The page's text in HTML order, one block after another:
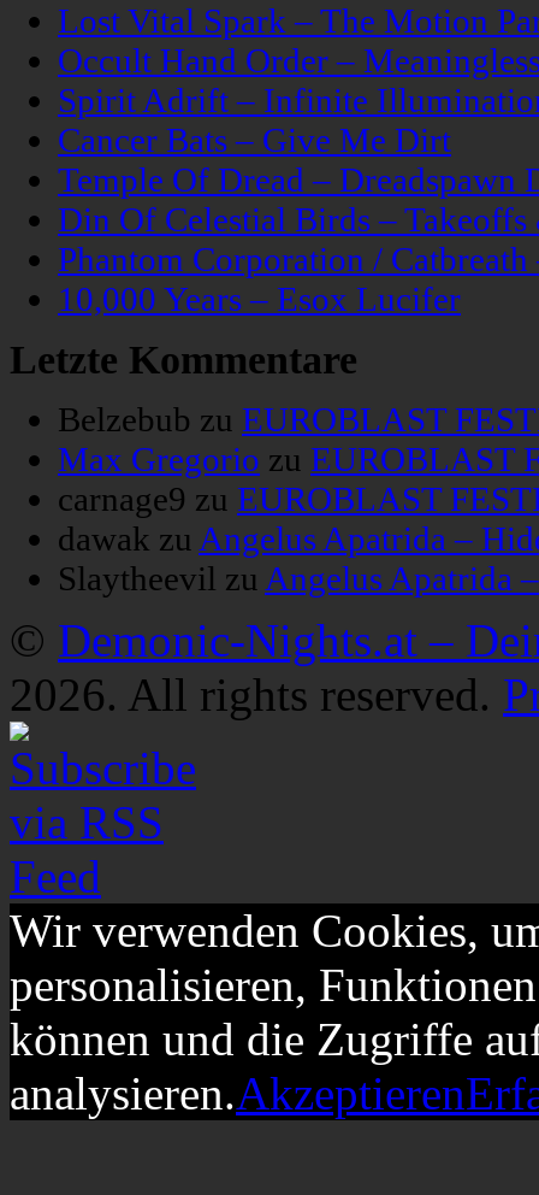
Lost Vital Spark – The Motion
Occult Hand Order –
Spirit Adrift – Infinite
Cancer Bats – Give Me Dirt
Temple Of Dread – Dreadspawn
Din Of Celestial Birds –
Phantom Corporation /
10,000 Years – Esox Lucifer
Letzte Kommentare
Belzebub zu EUROBLAST
Max Gregorio zu EUROBLAST
carnage9 zu EUROBLAST
dawak zu Angelus Apatrida –
Slaytheevil zu Angelus Apatrida
© Demonic-Nights.at –
2026. All rights reserved.
Wir verwenden Cookies,
personalisieren,
können und die Zugriffe
analysieren.Akzeptieren